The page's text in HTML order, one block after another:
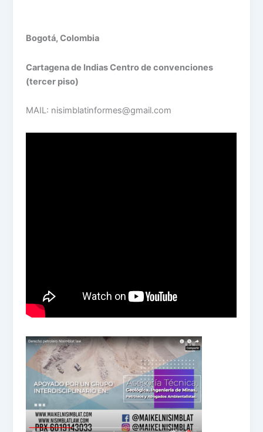
Bogotá, Colombia
Cartagena de Indias Centro de convenciones
(tercer piso)
MAIL: nisimblatinformes@gmail.com